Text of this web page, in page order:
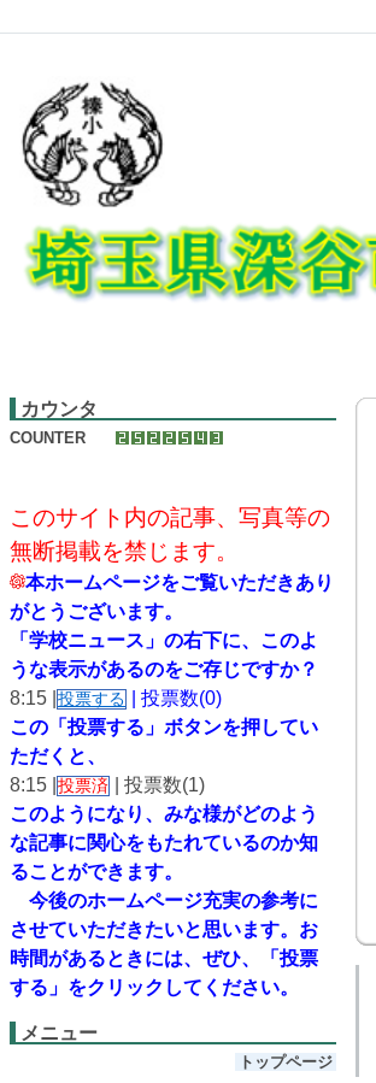
カウンタ
COUNTER
このサイト内の記事、写真等の
無断掲載を禁じます。
本ホームページをご覧いただきあり
がとうございます。
「学校ニュース」の右下に、このよ
うな表示があるのをご存じですか？
8:15 | 投票する
| 投票数(0)
この「投票する」ボタンを押してい
ただくと、
8:15 | 投票済
| 投票数(1)
このようになり、 みな様がどのよう
な記事に関心をもたれているのか知
ることができます。
今後のホームページ充実の参考に
させていただきたいと思います。 お
時間があるときには、ぜひ、「投票
する」をクリックしてください。
メニュー
トップページ